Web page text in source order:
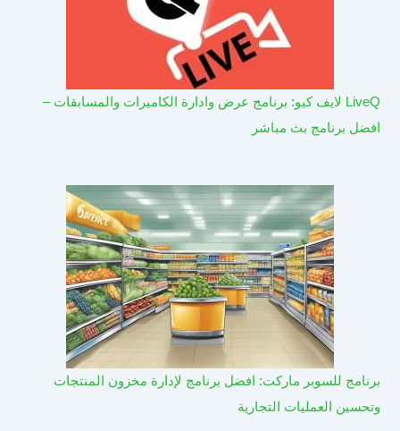
LiveQ لايف كيو: برنامج عرض وادارة الكاميرات والمسابقات –
افضل برنامج بث مباشر
برنامج للسوبر ماركت: افضل برنامج لإدارة مخزون المنتجات
وتحسين العمليات التجارية